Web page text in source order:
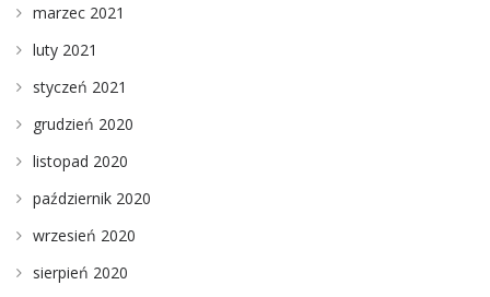
marzec 2021
luty 2021
styczeń 2021
grudzień 2020
listopad 2020
październik 2020
wrzesień 2020
sierpień 2020